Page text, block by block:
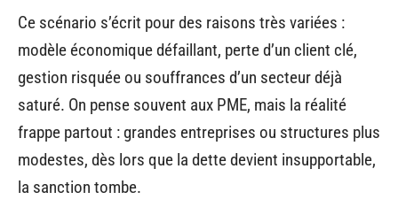
Ce scénario s’écrit pour des raisons très variées :
modèle économique défaillant, perte d’un client clé,
gestion risquée ou souffrances d’un secteur déjà
saturé. On pense souvent aux PME, mais la réalité
frappe partout : grandes entreprises ou structures plus
modestes, dès lors que la dette devient insupportable,
la sanction tombe.